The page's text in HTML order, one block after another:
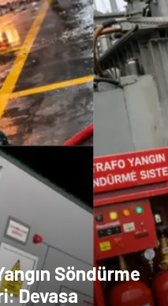
Söndürme
Devasa